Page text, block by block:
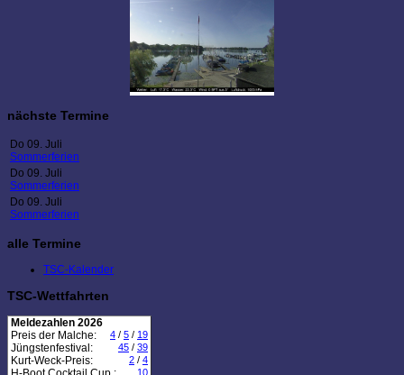
nächste Termine
Do 09. Juli
Sommerferien
Do 09. Juli
Sommerferien
Do 09. Juli
Sommerferien
alle Termine
TSC-Kalender
TSC-Wettfahrten
Meldezahlen 2026
Preis der Malche:
4 / 5 / 19
Jüngstenfestival: 45 / 39
Kurt-Weck-Preis: 2 / 4
10